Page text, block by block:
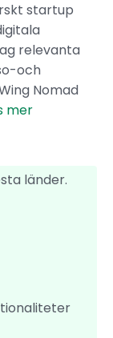
startup
relevanta
och
Nomad
mer
länder.